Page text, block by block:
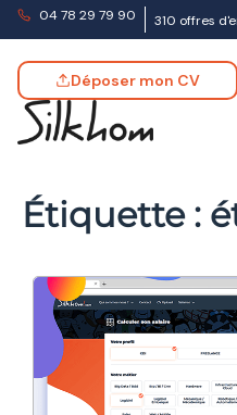
04 78 29 79 90 310 offres
Déposer mon CV
Étiquette :